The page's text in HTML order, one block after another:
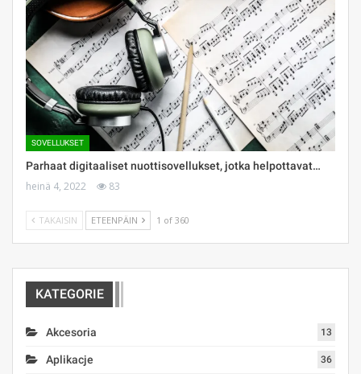
SOVELLUKSET
Parhaat digitaaliset nuottisovellukset, jotka helpottavat…
heinä 4, 2022 83
TAKAISIN ETEENPÄIN 1 of 360
KATEGORIE
Akcesoria 13
Aplikacje 36